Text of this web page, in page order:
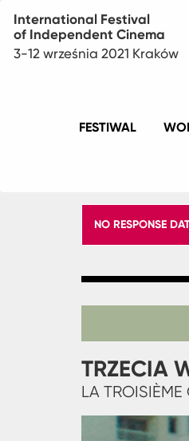
International Festival
of Independent Cinema
3-12 września 2021 Kraków
FESTIWAL
BŁĘDZIE
NO RESPONSE
TRZECIA
LA TROISIÈME